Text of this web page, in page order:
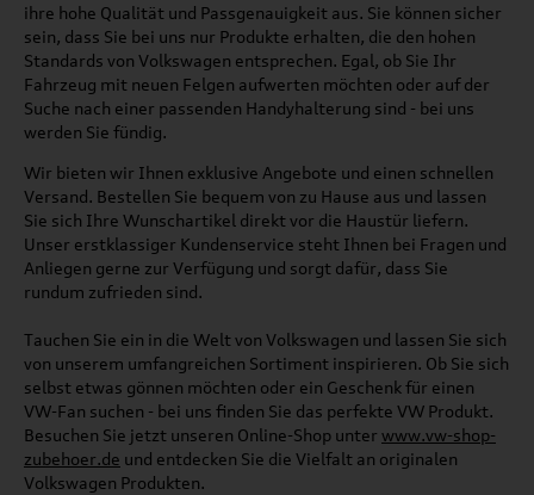
ihre hohe Qualität und Passgenauigkeit aus. Sie können sicher
sein, dass Sie bei uns nur Produkte erhalten, die den hohen
Standards von Volkswagen entsprechen. Egal, ob Sie Ihr
Fahrzeug mit neuen Felgen aufwerten möchten oder auf der
Suche nach einer passenden Handyhalterung sind - bei uns
werden Sie fündig.
Wir bieten wir Ihnen exklusive Angebote und einen schnellen
Versand. Bestellen Sie bequem von zu Hause aus und lassen
Sie sich Ihre Wunschartikel direkt vor die Haustür liefern.
Unser erstklassiger Kundenservice steht Ihnen bei Fragen und
Anliegen gerne zur Verfügung und sorgt dafür, dass Sie
rundum zufrieden sind.
Tauchen Sie ein in die Welt von Volkswagen und lassen Sie sich
von unserem umfangreichen Sortiment inspirieren. Ob Sie sich
selbst etwas gönnen möchten oder ein Geschenk für einen
VW-Fan suchen - bei uns finden Sie das perfekte VW Produkt.
Besuchen Sie jetzt unseren Online-Shop unter www.vw-shop-
zubehoer.de und entdecken Sie die Vielfalt an originalen
Volkswagen Produkten.